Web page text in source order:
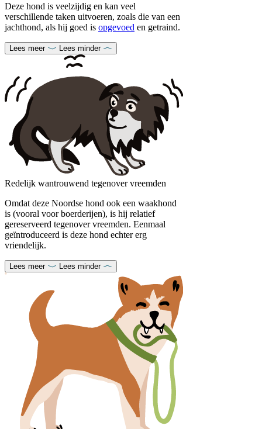
Deze hond is veelzijdig en kan veel
verschillende taken uitvoeren, zoals die van een
jachthond, als hij goed is opgevoed en getraind.
Lees meer Lees minder
Redelijk wantrouwend tegenover vreemden
Omdat deze Noordse hond ook een waakhond
is (vooral voor boerderijen), is hij relatief
gereserveerd tegenover vreemden. Eenmaal
geïntroduceerd is deze hond echter erg
vriendelijk.
Lees meer Lees minder